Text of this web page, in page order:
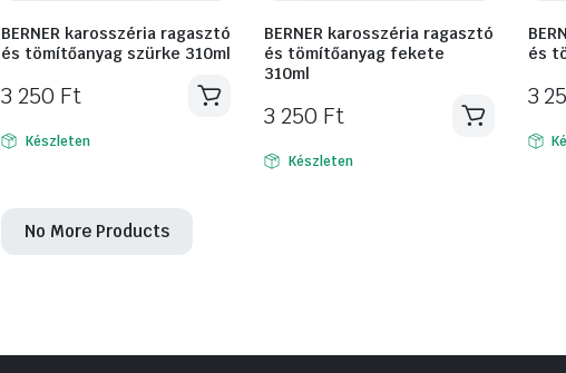
BERNER karosszéria ragasztó
és tömítőanyag szürke 310ml
3 250 Ft
Készleten
BERNER karosszéria ragasztó
és tömítőanyag fekete
310ml
3 250 Ft
Készleten
és
3
No More Products